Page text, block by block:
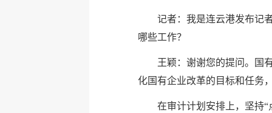
记者：我是连云港发布记
哪些工作？
王颖：谢谢您的提问。国
化国有企业改革的目标和任务
在审计计划安排上，坚持